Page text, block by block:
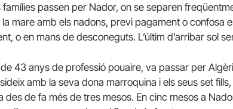
famílies passen per Nador, on se separen
mare amb els nadons, previ pagament o confosa
o en mans de desconeguts. L’últim d’arribar sol
43 anys de professió pouaire, va passar per
amb la seva dona marroquina i els seus set
des de fa més de tres mesos. En cinc mesos a